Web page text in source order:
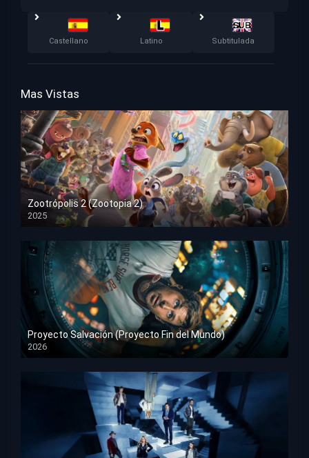
Castellano Latino Subtitulada
Mas Vistas
Zootrópolis 2 (Zootopia 2)
2025
HD 1080p
Proyecto Salvación (Proyecto Fin del Mundo)
2026
HD 1080p